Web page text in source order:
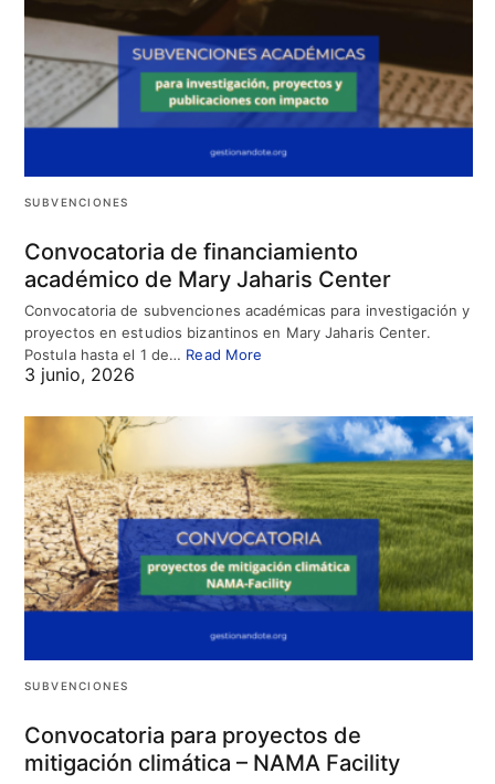
SUBVENCIONES
Convocatoria de financiamiento
académico de Mary Jaharis Center
Convocatoria de subvenciones académicas para investigación y
proyectos en estudios bizantinos en Mary Jaharis Center.
Postula hasta el 1 de… Read More
3 junio, 2026
SUBVENCIONES
Convocatoria para proyectos de
mitigación climática – NAMA Facility